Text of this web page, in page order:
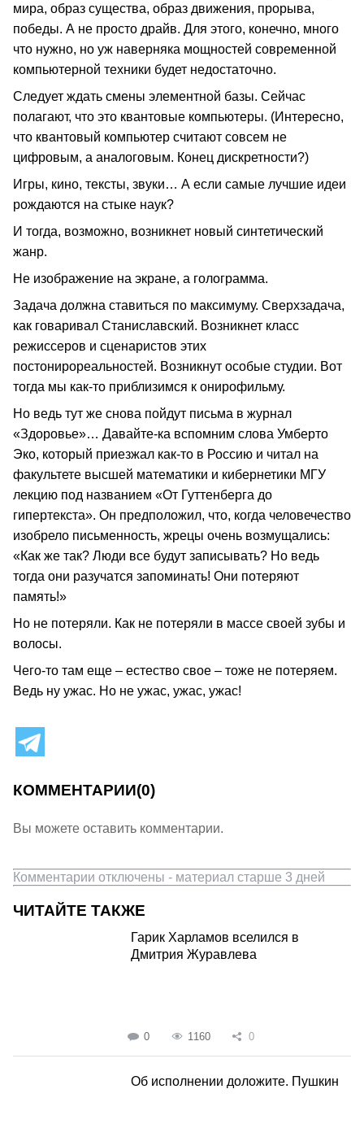
мира, образ существа, образ движения, прорыва,
победы. А не просто драйв. Для этого, конечно, много
что нужно, но уж наверняка мощностей современной
компьютерной техники будет недостаточно.
Следует ждать смены элементной базы. Сейчас
полагают, что это квантовые компьютеры. (Интересно,
что квантовый компьютер считают совсем не
цифровым, а аналоговым. Конец дискретности?)
Игры, кино, тексты, звуки… А если самые лучшие идеи
рождаются на стыке наук?
И тогда, возможно, возникнет новый синтетический
жанр.
Не изображение на экране, а голограмма.
Задача должна ставиться по максимуму. Сверхзадача,
как говаривал Станиславский. Возникнет класс
режиссеров и сценаристов этих
постонирореальностей. Возникнут особые студии. Вот
тогда мы как‑то приблизимся к онирофильму.
Но ведь тут же снова пойдут письма в журнал
«Здоровье»… Давайте‑ка вспомним слова Умберто
Эко, который приезжал как‑то в Россию и читал на
факультете высшей математики и кибернетики МГУ
лекцию под названием «От Гуттенберга до
гипертекста». Он предположил, что, когда человечество
изобрело письменность, жрецы очень возмущались:
«Как же так? Люди все будут записывать? Но ведь
тогда они разучатся запоминать! Они потеряют
память!»
Но не потеряли. Как не потеряли в массе своей зубы и
волосы.
Чего‑то там еще – естество свое – тоже не потеряем.
Ведь ну ужас. Но не ужас, ужас, ужас!
КОММЕНТАРИИ(0)
Вы можете оставить комментарии.
Комментарии отключены - материал старше 3 дней
ЧИТАЙТЕ ТАКЖЕ
Гарик Харламов вселился в
Дмитрия Журавлева
0 1160 0
Об исполнении доложите. Пушкин